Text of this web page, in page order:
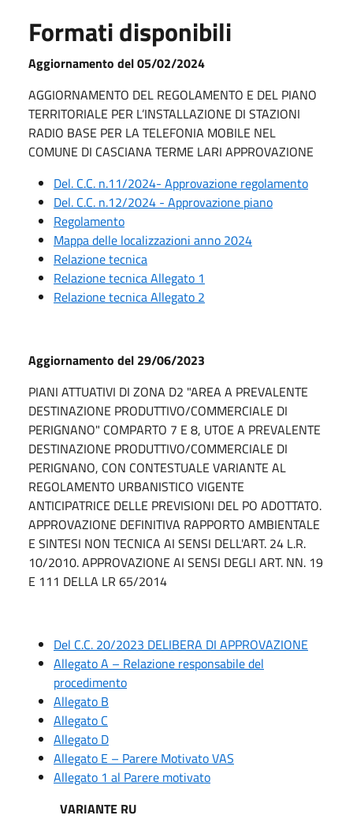
Formati disponibili
Aggiornamento del 05/02/2024
AGGIORNAMENTO DEL REGOLAMENTO E DEL PIANO
TERRITORIALE PER L’INSTALLAZIONE DI STAZIONI
RADIO BASE PER LA TELEFONIA MOBILE NEL
COMUNE DI CASCIANA TERME LARI APPROVAZIONE
Del. C.C. n.11/2024- Approvazione regolamento
Del. C.C. n.12/2024 - Approvazione piano
Regolamento
Mappa delle localizzazioni anno 2024
Relazione tecnica
Relazione tecnica Allegato 1
Relazione tecnica Allegato 2
Aggiornamento del 29/06/2023
PIANI ATTUATIVI DI ZONA D2 "AREA A PREVALENTE
DESTINAZIONE PRODUTTIVO/COMMERCIALE DI
PERIGNANO" COMPARTO 7 E 8, UTOE A PREVALENTE
DESTINAZIONE PRODUTTIVO/COMMERCIALE DI
PERIGNANO, CON CONTESTUALE VARIANTE AL
REGOLAMENTO URBANISTICO VIGENTE
ANTICIPATRICE DELLE PREVISIONI DEL PO ADOTTATO.
APPROVAZIONE DEFINITIVA RAPPORTO AMBIENTALE
E SINTESI NON TECNICA AI SENSI DELL'ART. 24 L.R.
10/2010. APPROVAZIONE AI SENSI DEGLI ART. NN. 19
E 111 DELLA LR 65/2014
Del C.C. 20/2023 DELIBERA DI APPROVAZIONE
Allegato A – Relazione responsabile del
procedimento
Allegato B
Allegato C
Allegato D
Allegato E – Parere Motivato VAS
Allegato 1 al Parere motivato
VARIANTE RU